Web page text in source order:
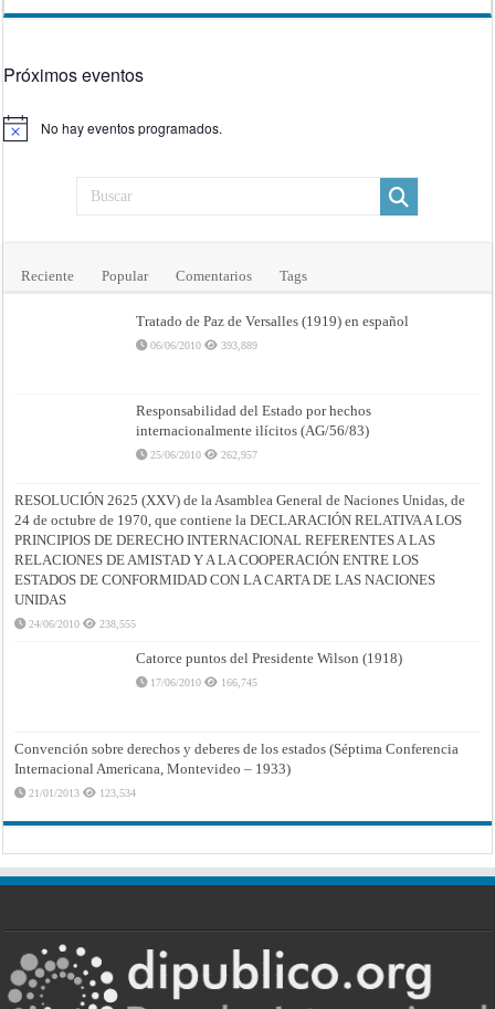
Próximos eventos
Aviso No hay eventos programados.
Reciente Popular Comentarios Tags
Tratado de Paz de Versalles (1919) en español
06/06/2010 393,889
Responsabilidad del Estado por hechos
internacionalmente ilícitos (AG/56/83)
25/06/2010 262,957
RESOLUCIÓN 2625 (XXV) de la Asamblea General de Naciones Unidas, de
24 de octubre de 1970, que contiene la DECLARACIÓN RELATIVA A LOS
PRINCIPIOS DE DERECHO INTERNACIONAL REFERENTES A LAS
RELACIONES DE AMISTAD Y A LA COOPERACIÓN ENTRE LOS
ESTADOS DE CONFORMIDAD CON LA CARTA DE LAS NACIONES
UNIDAS
24/06/2010 238,555
Catorce puntos del Presidente Wilson (1918)
17/06/2010 166,745
Convención sobre derechos y deberes de los estados (Séptima Conferencia
Internacional Americana, Montevideo – 1933)
21/01/2013 123,534